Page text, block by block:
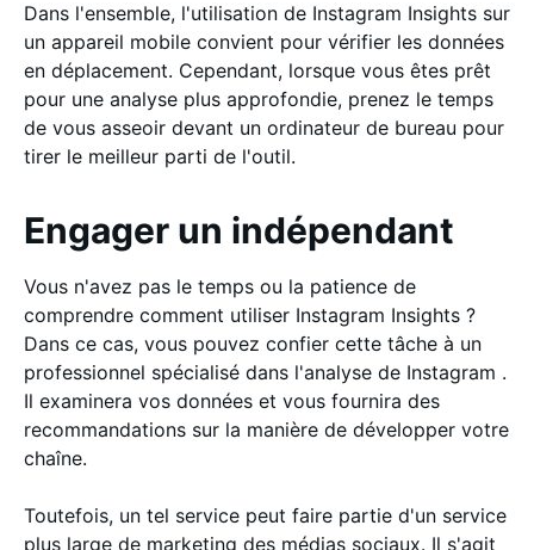
Dans l'ensemble, l'utilisation de Instagram Insights sur
un appareil mobile convient pour vérifier les données
en déplacement. Cependant, lorsque vous êtes prêt
pour une analyse plus approfondie, prenez le temps
de vous asseoir devant un ordinateur de bureau pour
tirer le meilleur parti de l'outil.
Engager un indépendant
Vous n'avez pas le temps ou la patience de
comprendre comment utiliser Instagram Insights ?
Dans ce cas, vous pouvez confier cette tâche à un
professionnel spécialisé dans l'analyse de Instagram .
Il examinera vos données et vous fournira des
recommandations sur la manière de développer votre
chaîne.
Toutefois, un tel service peut faire partie d'un service
plus large de marketing des médias sociaux. Il s'agit